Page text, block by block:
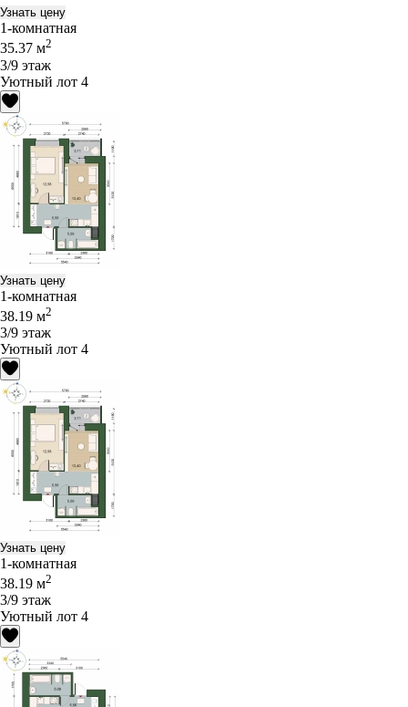
Узнать цену
1-комнатная
35.37 м2
3/9 этаж
Уютный лот 4
Узнать цену
1-комнатная
38.19 м2
3/9 этаж
Уютный лот 4
Узнать цену
1-комнатная
38.19 м2
3/9 этаж
Уютный лот 4